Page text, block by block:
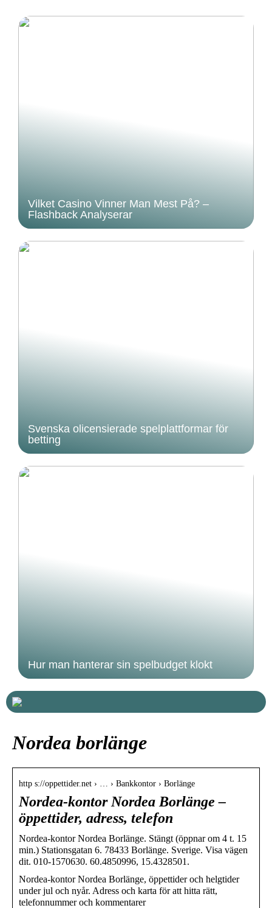
Vilket Casino Vinner Man Mest På? –
Flashback Analyserar
Svenska olicensierade spelplattformar för
betting
Hur man hanterar sin spelbudget klokt
Nordea borlänge
http s://oppettider.net › … › Bankkontor › Borlänge
Nordea-kontor Nordea Borlänge –
öppettider, adress, telefon
Nordea-kontor Nordea Borlänge. Stängt (öppnar om 4 t. 15
min.) Stationsgatan 6. 78433 Borlänge. Sverige. Visa vägen
dit. 010-1570630. 60.4850996, 15.4328501.
Nordea-kontor Nordea Borlänge, öppettider och helgtider
under jul och nyår. Adress och karta för att hitta rätt,
telefonnummer och kommentarer